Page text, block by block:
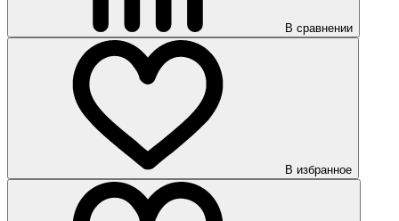
В сравнении
В избранное